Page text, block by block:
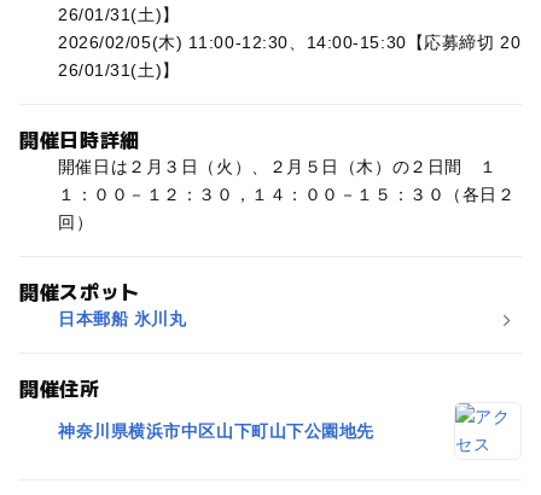
26/01/31(土)】
2026/02/05(木) 11:00-12:30、14:00-15:30【応募締切 20
26/01/31(土)】
開催日時詳細
開催日は２月３日（火）、２月５日（木）の２日間 １
１：００－１２：３０，１４：００－１５：３０（各日２
回）
開催スポット
日本郵船 氷川丸
開催住所
神奈川県横浜市中区山下町山下公園地先